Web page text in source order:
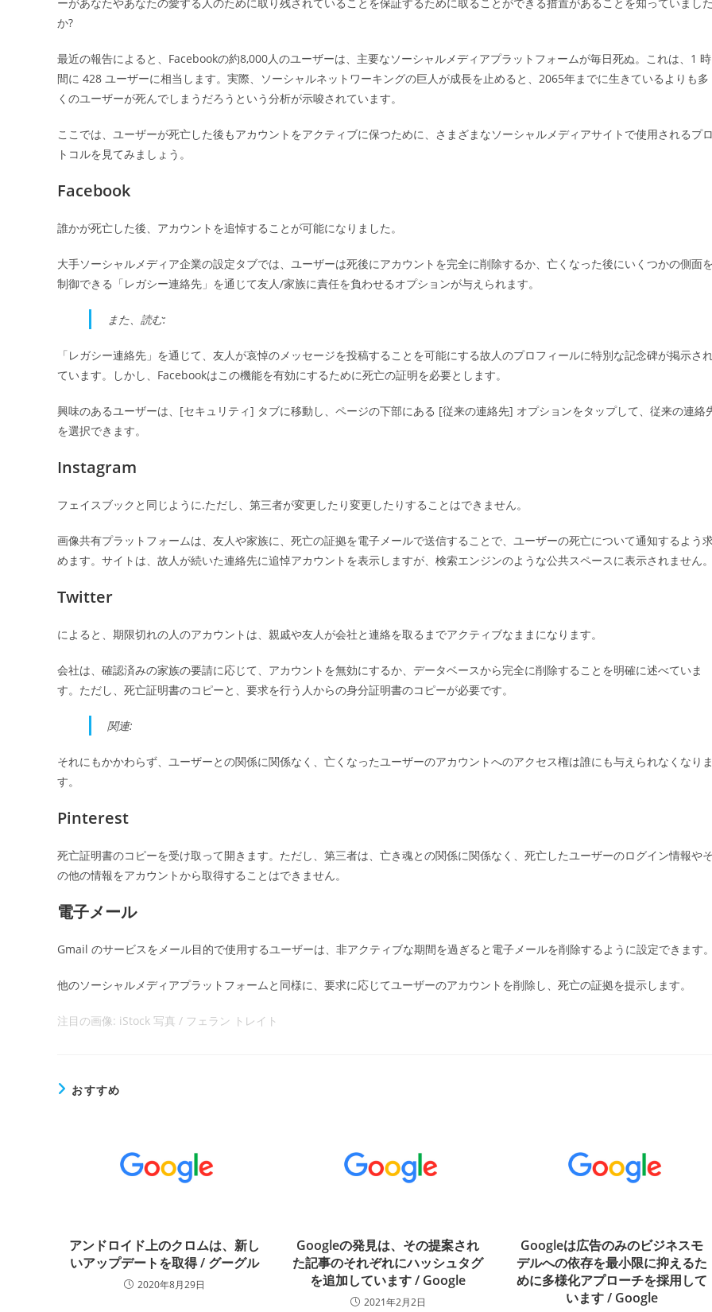
か?
最近の報告によると、Facebookの約8,000人のユーザーは、主要なソーシャルメディアプラットフォームが毎日死ぬ。これは、1 時
間に 428 ユーザーに相当します。実際、ソーシャルネットワーキングの巨人が成長を止めると、2065年までに生きているよりも多
くのユーザーが死んでしまうだろうという分析が示唆されています。
ここでは、ユーザーが死亡した後もアカウントをアクティブに保つために、さまざまなソーシャルメディアサイトで使用されるプロ
トコルを見てみましょう。
Facebook
誰かが死亡した後、アカウントを追悼することが可能になりました。
大手ソーシャルメディア企業の設定タブでは、ユーザーは死後にアカウントを完全に削除するか、亡くなった後にいくつかの側面を
制御できる「レガシー連絡先」を通じて友人/家族に責任を負わせるオプションが与えられます。
また、読む:
「レガシー連絡先」を通じて、友人が哀悼のメッセージを投稿することを可能にする故人のプロフィールに特別な記念碑が掲示さ
ています。しかし、Facebookはこの機能を有効にするために死亡の証明を必要とします。
興味のあるユーザーは、[セキュリティ] タブに移動し、ページの下部にある [従来の連絡先] オプションをタップして、従来の連絡
を選択できます。
Instagram
フェイスブックと同じように.ただし、第三者が変更したり変更したりすることはできません。
画像共有プラットフォームは、友人や家族に、死亡の証拠を電子メールで送信することで、ユーザーの死亡について通知するよう
めます。サイトは、故人が続いた連絡先に追悼アカウントを表示しますが、検索エンジンのような公共スペースに表示されません。
Twitter
によると、期限切れの人のアカウントは、親戚や友人が会社と連絡を取るまでアクティブなままになります。
会社は、確認済みの家族の要請に応じて、アカウントを無効にするか、データベースから完全に削除することを明確に述べていま
す。ただし、死亡証明書のコピーと、要求を行う人からの身分証明書のコピーが必要です。
関連:
それにもかかわらず、ユーザーとの関係に関係なく、亡くなったユーザーのアカウントへのアクセス権は誰にも与えられなくなりま
す。
Pinterest
死亡証明書のコピーを受け取って開きます。ただし、第三者は、亡き魂との関係に関係なく、死亡したユーザーのログイン情報やそ
の他の情報をアカウントから取得することはできません。
電子メール
Gmail のサービスをメール目的で使用するユーザーは、非アクティブな期間を過ぎると電子メールを削除するように設定できます。
他のソーシャルメディアプラットフォームと同様に、要求に応じてユーザーのアカウントを削除し、死亡の証拠を提示します。
注目の画像: iStock 写真 / フェラン トレイト
おすすめ
アンドロイド上のクロムは、新し
いアップデートを取得 / グーグル
2020年8月29日
Googleの発見は、その提案され
た記事のそれぞれにハッシュタグ
を追加しています / Google
2021年2月2日
Googleは広告のみのビジネスモ
デルへの依存を最小限に抑えるた
めに多様化アプローチを採用して
います / Google